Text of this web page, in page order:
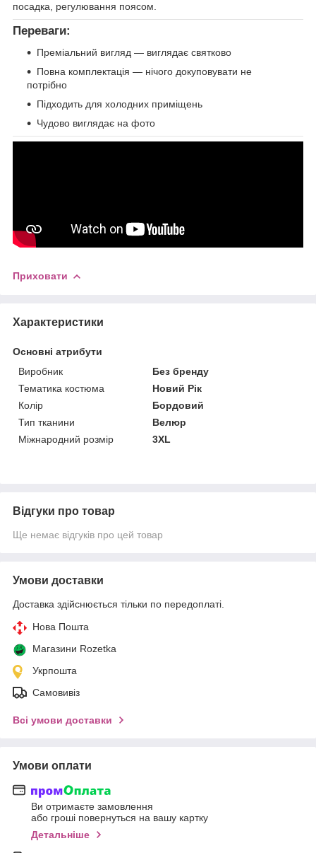
посадка, регулювання поясом.
Переваги:
Преміальний вигляд — виглядає святково
Повна комплектація — нічого докуповувати не
потрібно
Підходить для холодних приміщень
Чудово виглядає на фото
Приховати
Характеристики
Основні атрибути
Виробник
Без бренду
Тематика костюма
Новий Рік
Колір
Бордовий
Тип тканини
Велюр
Міжнародний розмір
3XL
Відгуки про товар
Ще немає відгуків про цей товар
Умови доставки
Доставка здійснюється тільки по передоплаті.
Нова Пошта
Магазини Rozetka
Укрпошта
Самовивіз
Всі умови доставки
Умови оплати
Ви отримаєте замовлення
або гроші повернуться на вашу картку
Детальніше